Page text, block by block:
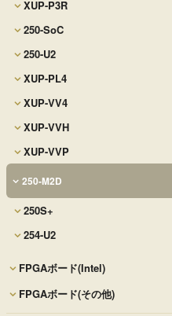
XUP-P3R
250-SoC
250-U2
XUP-PL4
XUP-VV4
XUP-VVH
XUP-VVP
250-M2D
250S+
254-U2
FPGAボード(Intel)
FPGAボード(その他)